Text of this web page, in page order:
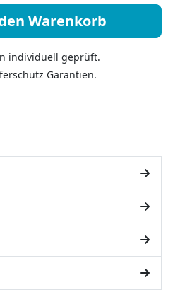
- Arella links rechts
Warenkorb
individuell geprüft.
Garantien.